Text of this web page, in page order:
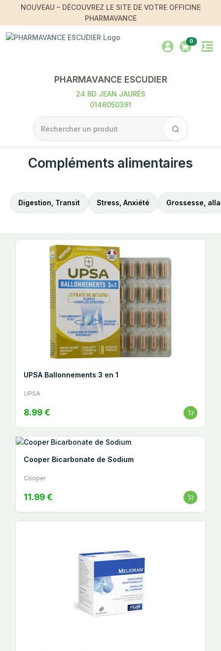
NOUVEAU – DÉCOUVREZ LE SITE DE VOTRE OFFICINE
PHARMAVANCE
0
PHARMAVANCE ESCUDIER
24 BD JEAN JAURÈS
0146050391
Compléments alimentaires
Digestion, Transit Stress, Anxiété Grossesse,
UPSA Ballonnements 3 en 1
UPSA
8.99 €
Cooper Bicarbonate de Sodium
Cooper
11.99 €